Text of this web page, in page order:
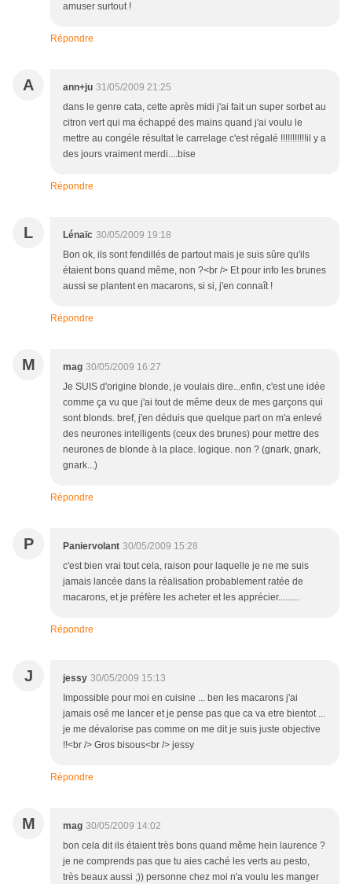
amuser surtout !
Répondre
A ann+ju 31/05/2009 21:25
dans le genre cata, cette après midi j'ai fait un super sorbet au
citron vert qui ma échappé des mains quand j'ai voulu le
mettre au congéle résultat le carrelage c'est régalé !!!!!!!!!!!il y a
des jours vraiment merdi....bise
Répondre
L Lénaïc 30/05/2009 19:18
Bon ok, ils sont fendillés de partout mais je suis sûre qu'ils
étaient bons quand même, non ?<br /> Et pour info les brunes
aussi se plantent en macarons, si si, j'en connaît !
Répondre
M mag 30/05/2009 16:27
Je SUIS d'origine blonde, je voulais dire...enfin, c'est une idée
comme ça vu que j'ai tout de même deux de mes garçons qui
sont blonds. bref, j'en déduis que quelque part on m'a enlevé
des neurones intelligents (ceux des brunes) pour mettre des
neurones de blonde à la place. logique. non ? (gnark, gnark,
gnark...)
Répondre
P Paniervolant 30/05/2009 15:28
c'est bien vrai tout cela, raison pour laquelle je ne me suis
jamais lancée dans la réalisation probablement ratée de
macarons, et je préfère les acheter et les apprécier.........
Répondre
J jessy 30/05/2009 15:13
Impossible pour moi en cuisine ... ben les macarons j'ai
jamais osé me lancer et je pense pas que ca va etre bientot ...
je me dévalorise pas comme on me dit je suis juste objective
!!<br /> Gros bisous<br /> jessy
Répondre
M mag 30/05/2009 14:02
bon cela dit ils étaient très bons quand même hein laurence ?
je ne comprends pas que tu aies caché les verts au pesto,
très beaux aussi ;)) personne chez moi n'a voulu les manger